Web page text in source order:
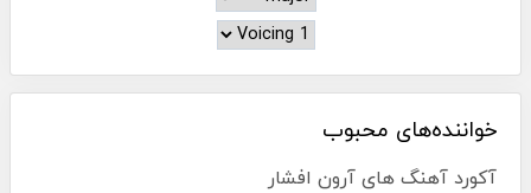
خواننده‌های محبوب
آکورد آهنگ های آرون افشار